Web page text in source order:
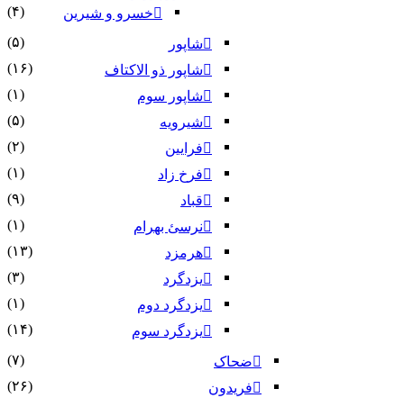
خسرو و شیرین
(۴)
شاپور
(۵)
شاپور ذو الاکتاف
(۱۶)
شاپور سوم‏
(۱)
شیرویه
(۵)
فرایین
(۲)
فرخ زاد
(۱)
قباد
(۹)
نرسئ بهرام‏
(۱)
هرمزد
(۱۳)
یزدگرد
(۳)
یزدگرد دوم
(۱)
یزدگرد سوم
(۱۴)
ضحاک
(۷)
فریدون
(۲۶)